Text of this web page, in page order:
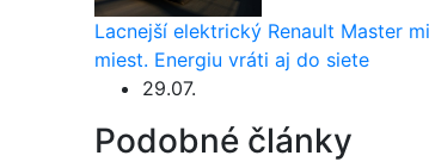
Lacnejší elektrický Renault Master
miest. Energiu vráti aj do siete
29.07.
Podobné články